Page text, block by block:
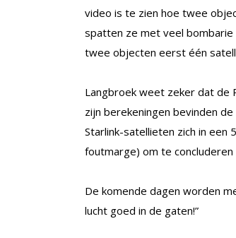
video is te zien hoe twee
spatten ze met veel bombarie
twee objecten eerst één
Langbroek weet zeker dat de
zijn berekeningen bevinden
Starlink-satellieten zich in een
foutmarge) om te
De komende dagen worden
lucht goed in de gaten!”